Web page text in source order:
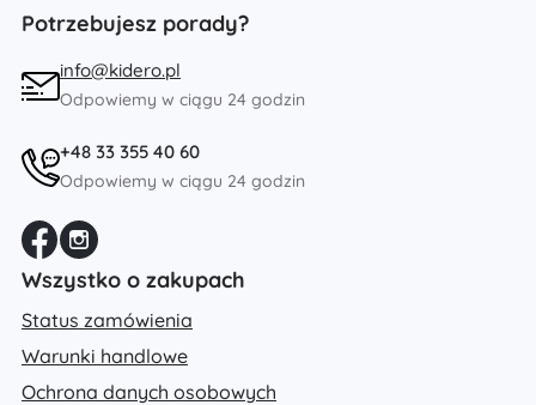
Potrzebujesz porady?
info@kidero.pl
Odpowiemy w ciągu 24 godzin
+48 33 355 40 60
Odpowiemy w ciągu 24 godzin
Wszystko o zakupach
Status zamówienia
Warunki handlowe
Ochrona danych osobowych